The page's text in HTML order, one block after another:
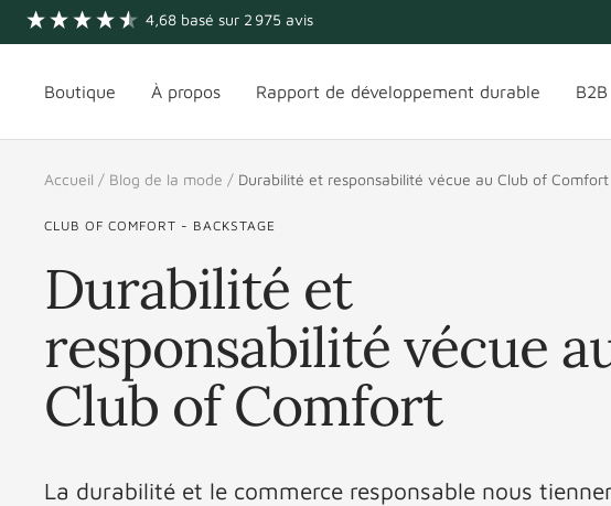
Passer
au
4,68 basé sur 2 975 avis
Boutique À propos Rapport de développement durable B2B
Accueil Blog de la mode Durabilité et responsabilité vécue au Club of Comfort
CLUB OF COMFORT - BACKSTAGE
Durabilité et
responsabilité vécue
Club of Comfort
La durabilité et le commerce responsable nous